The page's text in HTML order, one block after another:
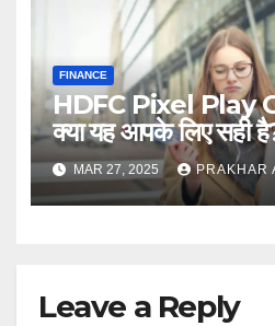
FINANCE
HDFC Pixel Play
क्या यह आपके लिए सही
MAR 27, 2025 PRAKHAR
Leave a Reply